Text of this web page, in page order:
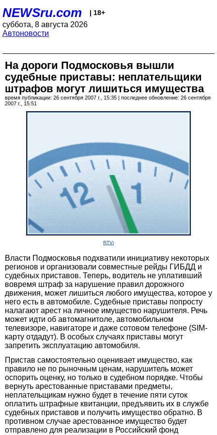
NEWSru.com | 18+
суббота, 8 августа 2026
Автоновости
На дороги Подмосковья вышли
судебные приставы: неплательщики
штрафов могут лишиться имущества
время публикации: 26 сентября 2007 г., 15:35 | последнее обновление: 26 сентября
2007 г., 15:51
RTVi
Власти Подмосковья подхватили инициативу некоторых
регионов и организовали совместные рейды ГИБДД и
судебных приставов. Теперь, водитель не уплативший
вовремя штраф за нарушение правил дорожного
движения, может лишиться любого имущества, которое у
него есть в автомобиле. Судебные приставы попросту
налагают арест на личное имущество нарушителя. Речь
может идти об автомагнитоле, автомобильном
телевизоре, навигаторе и даже сотовом телефоне (SIM-
карту отдадут). В особых случаях приставы могут
запретить эксплуатацию автомобиля.
Пристав самостоятельно оценивает имущество, как
правило не по рыночным ценам, нарушитель может
оспорить оценку, но только в судебном порядке. Чтобы
вернуть арестованные приставами предметы,
неплательщикам нужно будет в течение пяти суток
оплатить штрафные квитанции, предъявить их в службе
судебных приставов и получить имущество обратно. В
противном случае арестованное имущество будет
отправлено для реализации в Российский фонд